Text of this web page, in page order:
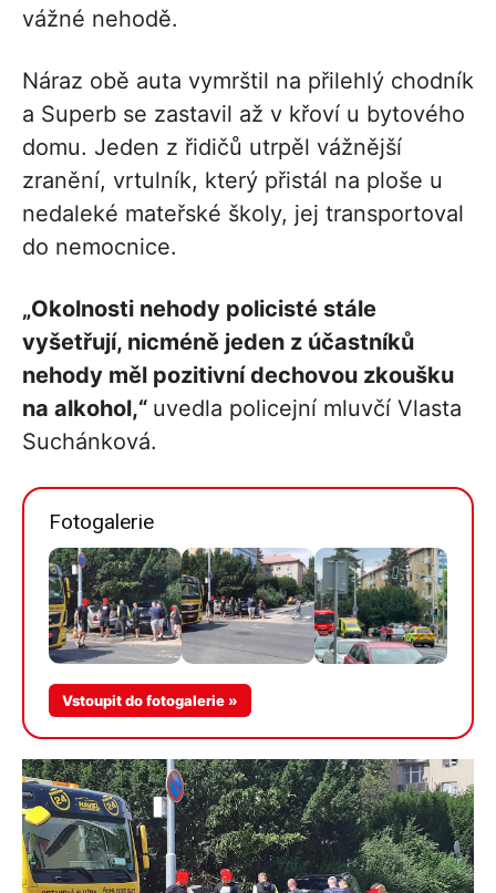
vážné nehodě.
Náraz obě auta vymrštil na přilehlý chodník
a Superb se zastavil až v křoví u bytového
domu. Jeden z řidičů utrpěl vážnější
zranění, vrtulník, který přistál na ploše u
nedaleké mateřské školy, jej transportoval
do nemocnice.
„Okolnosti nehody policisté stále
vyšetřují, nicméně jeden z účastníků
nehody měl pozitivní dechovou zkoušku
na alkohol,“ uvedla policejní mluvčí Vlasta
Suchánková.
Fotogalerie
Vstoupit do fotogalerie »